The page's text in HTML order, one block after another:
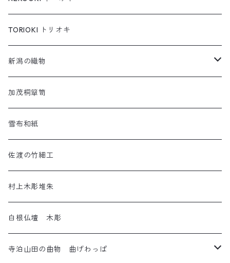
コイオキ in 小千谷縮
もちねこ
ちゃめねこ
ねんねこ
アートネコ
TORIOKI トリオキ
新潟の織物
羽越しな布
塩沢織物・越後上布
小千谷織物
十日町織物
加茂桐簞笥
雪布和紙
佐渡の竹細工
村上木彫堆朱
白根仏壇 木彫
寺泊山田の曲物 曲げわっぱ